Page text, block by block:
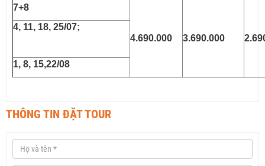
7+8
4.690.000 3.690.000
4, 11, 18, 25/07;
1, 8, 15,22/08
THÔNG TIN ĐẶT TOUR